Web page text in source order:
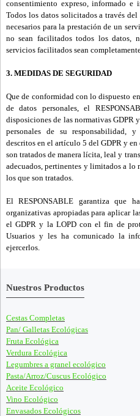
consentimiento expreso, informado e
Todos los datos solicitados a través
necesarios para la prestación de un
no sean facilitados todos los datos,
servicios facilitados sean
3. MEDIDAS DE SEGURIDAD
Que de conformidad con lo dispuesto
de datos personales, el
disposiciones de las normativas GDPR
personales de su responsabilidad,
descritos en el artículo 5 del GDPR y
son tratados de manera lícita, leal y
adecuados, pertinentes y limitados a lo
los que son tratados.
El RESPONSABLE garantiza que
organizativas apropiadas para aplicar
el GDPR y la LOPD con el fin de
Usuarios y les ha comunicado la
ejercerlos.
Nuestros Productos
Cestas Completas
Pan/ Galletas Ecológicas
Fruta Ecológica
Verdura Ecológica
Legumbres a granel ecológico
Pasta/Arroz/Cuscus Ecológico
Aceite Ecológico
Vino Ecológico
Envasados Ecológicos